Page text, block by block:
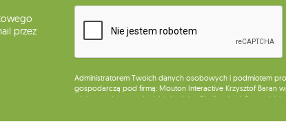
przez
Administratorem Twoich danych osobowych i podmiotem
gospodarczą pod firmą: Mouton Interactive Krzysztof Baran
miejsca wykonywania działalności w Siedlcach, ul.
Dane będą przetwarzane w celu wysyłki newslettera i